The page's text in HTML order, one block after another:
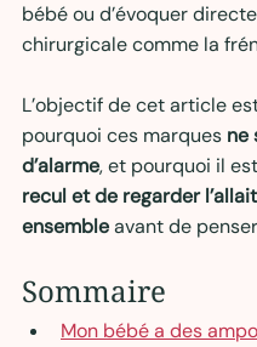
bébé ou d’évoquer
chirurgicale comme la
L’objectif de cet article
pourquoi ces marques ne
d’alarme, et pourquoi il est
recul et de regarder
ensemble avant de
Sommaire
Mon bébé a des